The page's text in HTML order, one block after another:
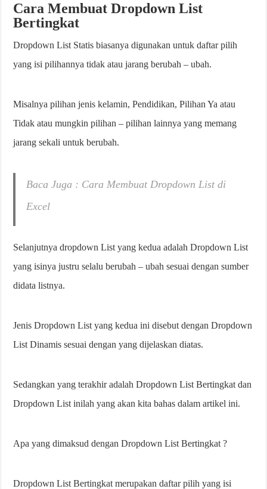
Cara Membuat Dropdown List
Bertingkat
Dropdown List Statis biasanya digunakan untuk daftar pilih
yang isi pilihannya tidak atau jarang berubah – ubah.
Misalnya pilihan jenis kelamin, Pendidikan, Pilihan Ya atau
Tidak atau mungkin pilihan – pilihan lainnya yang memang
jarang sekali untuk berubah.
Baca Juga : Cara Membuat Dropdown List di
Excel
Selanjutnya dropdown List yang kedua adalah Dropdown List
yang isinya justru selalu berubah – ubah sesuai dengan sumber
didata listnya.
Jenis Dropdown List yang kedua ini disebut dengan Dropdown
List Dinamis sesuai dengan yang dijelaskan diatas.
Sedangkan yang terakhir adalah Dropdown List Bertingkat dan
Dropdown List inilah yang akan kita bahas dalam artikel ini.
Apa yang dimaksud dengan Dropdown List Bertingkat ?
Dropdown List Bertingkat merupakan daftar pilih yang isi